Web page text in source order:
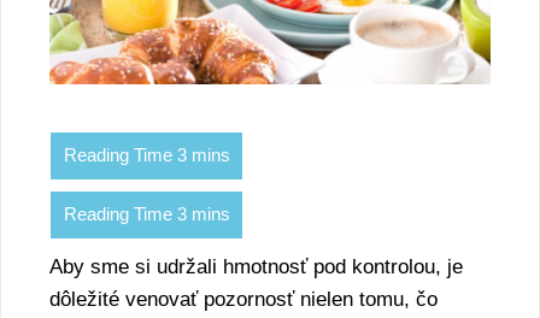
Aby sme si udržali hmotnosť pod kontrolou, je
dôležité venovať pozornosť nielen tomu, čo